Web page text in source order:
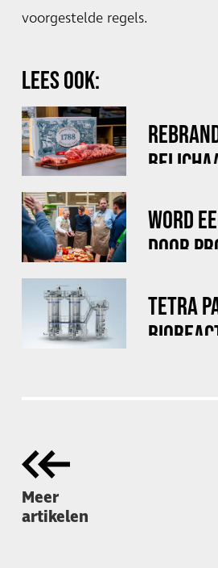
voorgestelde regels.
LEES OOK:
WORD
DOOR
TETRA
Meer
artikelen